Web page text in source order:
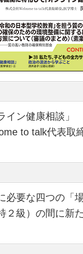
ン健康相談」
to talk代表取
要な四つの「
級）の間に新